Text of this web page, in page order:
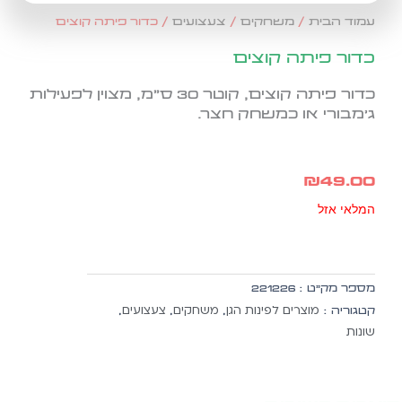
עמוד הבית/משחקים/צעצועים/ כדור פיתה קוצים
כדור פיתה קוצים
כדור פיתה קוצים, קוטר 30 ס"מ, מצוין לפעילות
ג'מבורי או כמשחק חצר.
₪49.00
המלאי אזל
מספר מק״ט :221226
קטגוריה : מוצרים לפינות הגן ,משחקים,צעצועים,
שונות